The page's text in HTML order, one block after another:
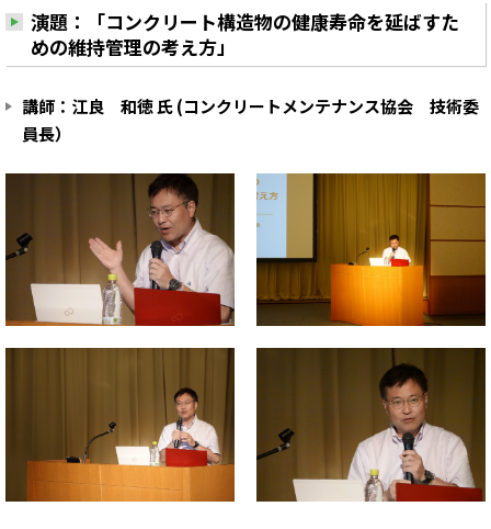
演題：「コンクリート構造物の健康寿命を延ばすた
めの維持管理の考え方」
講師：江良 和徳 氏 (コンクリートメンテナンス協会 技術委
員長）